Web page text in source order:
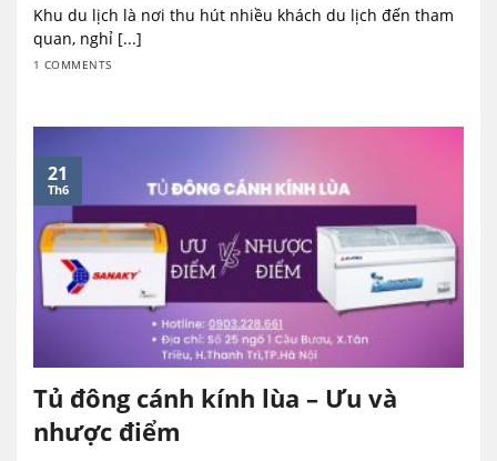
Khu du lịch là nơi thu hút nhiều khách du lịch đến tham
quan, nghỉ [...]
1 COMMENTS
Tủ đông cánh kính lùa – Ưu và
nhược điểm
21
Th6